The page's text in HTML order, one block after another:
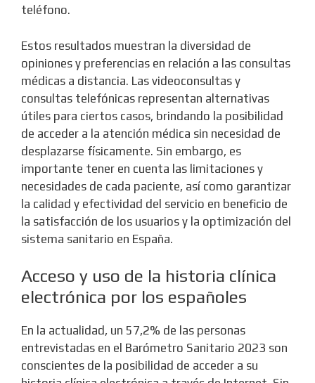
teléfono.
Estos resultados muestran la diversidad de
opiniones y preferencias en relación a las consultas
médicas a distancia. Las videoconsultas y
consultas telefónicas representan alternativas
útiles para ciertos casos, brindando la posibilidad
de acceder a la atención médica sin necesidad de
desplazarse físicamente. Sin embargo, es
importante tener en cuenta las limitaciones y
necesidades de cada paciente, así como garantizar
la calidad y efectividad del servicio en beneficio de
la satisfacción de los usuarios y la optimización del
sistema sanitario en España.
Acceso y uso de la historia clínica
electrónica por los españoles
En la actualidad, un 57,2% de las personas
entrevistadas en el Barómetro Sanitario 2023 son
conscientes de la posibilidad de acceder a su